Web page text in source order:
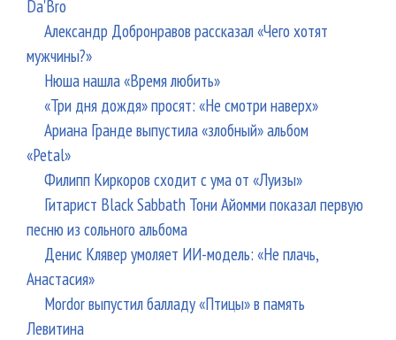
Da'Bro
Александр Добронравов рассказал «Чего хотят
мужчины?»
Нюша нашла «Время любить»
«Три дня дождя» просят: «Не смотри наверх»
Ариана Гранде выпустила «злобный» альбом
«Petal»
Филипп Киркоров сходит с ума от «Луизы»
Гитарист Black Sabbath Тони Айомми показал первую
песню из сольного альбома
Денис Клявер умоляет ИИ-модель: «Не плачь,
Анастасия»
Mordor выпустил балладу «Птицы» в память
Левитина